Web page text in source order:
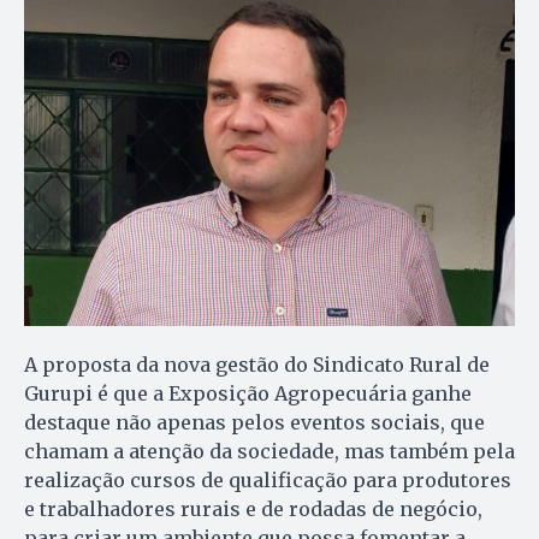
A proposta da nova gestão do Sindicato Rural de
Gurupi é que a Exposição Agropecuária ganhe
destaque não apenas pelos eventos sociais, que
chamam a atenção da sociedade, mas também pela
realização cursos de qualificação para produtores
e trabalhadores rurais e de rodadas de negócio,